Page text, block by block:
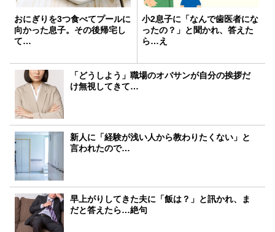
おにぎりを3つ食べてプールに
向かった息子。その後帰宅し
て…
小2息子に「なんで歯医者にな
ったの？」と聞かれ、答えた
ら…え
「どうしよう」職場のオバサンが自分の挨拶だ
け無視してきて…
新人に「経験が浅い人から教わりたくない」と
言われたので…
早上がりしてきた夫に「飯は？」と訊かれ、ま
だと答えたら…絶句